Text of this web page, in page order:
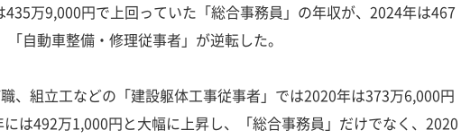
万9,000円で上回っていた「総合事務員」の年収が、2024年は467
自動車整備・修理従事者」が逆転した。
、組立工などの「建設躯体工事従事者」では2020年は373万6,000円
は492万1,000円と大幅に上昇し、「総合事務員」だけでなく、2020